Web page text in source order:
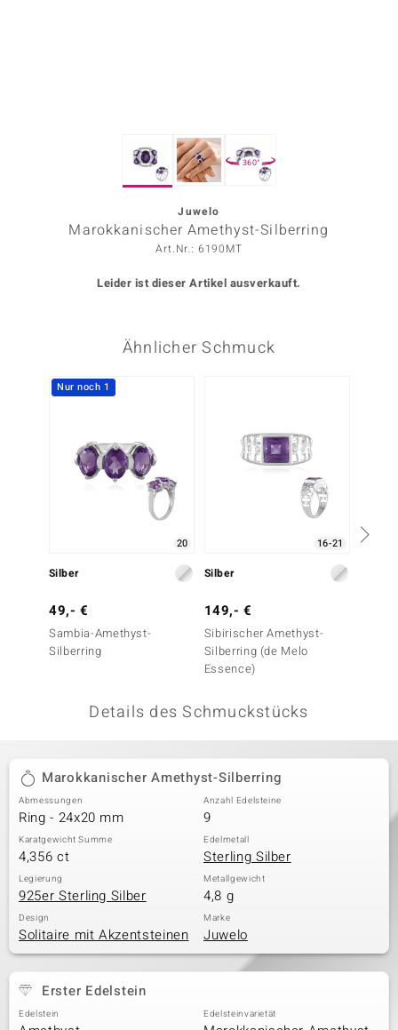
BY DE MELO
Classics
360°
Juwelo
Marokkanischer Amethyst-Silberring
Art.Nr.: 6190MT
Leider ist dieser Artikel ausverkauft.
Ähnlicher Schmuck
Nur noch 1
20
Silber
49,- €
Sambia-Amethyst-
Silberring
16-21
Silber
149,- €
Sibirischer Amethyst-
Silberring (de Melo
Essence)
Details des Schmuckstücks
Marokkanischer Amethyst-Silberring
Abmessungen
Ring - 24x20 mm
Anzahl Edelsteine
9
Karatgewicht Summe
4,356 ct
Edelmetall
Sterling Silber
Legierung
925er Sterling Silber
Metallgewicht
4,8 g
Design
Solitaire mit Akzentsteinen
Marke
Juwelo
Erster Edelstein
Edelstein Edelsteinvarietät